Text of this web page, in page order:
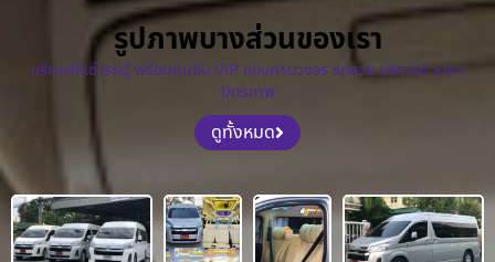
รูปภาพบางส่วนของเรา
บริการให้เช่ารถตู้ พร้อมคนขับ VIP แบบครบวงจร รถสวย บริการดี ราคา
มิตรภาพ
ดูทั้งหมด